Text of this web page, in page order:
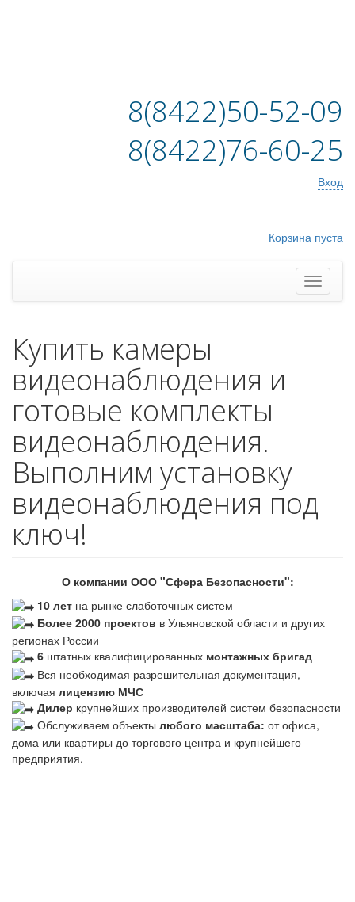
8(8422)50-52-09
8(8422)76-60-25
Вход
Корзина пуста
Купить камеры
видеонаблюдения и
готовые комплекты
видеонаблюдения.
Выполним установку
видеонаблюдения под
ключ!
О компании ООО "Сфера Безопасности":
10 лет на рынке слаботочных систем
Более 2000 проектов в Ульяновской области и других
регионах России
6 штатных квалифицированных монтажных бригад
Вся необходимая разрешительная документация,
включая лицензию МЧС
Дилер крупнейших производителей систем безопасности
Обслуживаем объекты любого масштаба: от офиса,
дома или квартиры до торгового центра и крупнейшего
предприятия.